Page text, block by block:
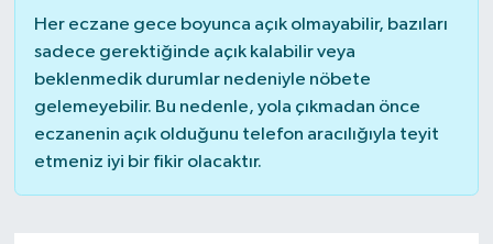
Her eczane gece boyunca açık olmayabilir, bazıları
sadece gerektiğinde açık kalabilir veya
beklenmedik durumlar nedeniyle nöbete
gelemeyebilir. Bu nedenle, yola çıkmadan önce
eczanenin açık olduğunu telefon aracılığıyla teyit
etmeniz iyi bir fikir olacaktır.